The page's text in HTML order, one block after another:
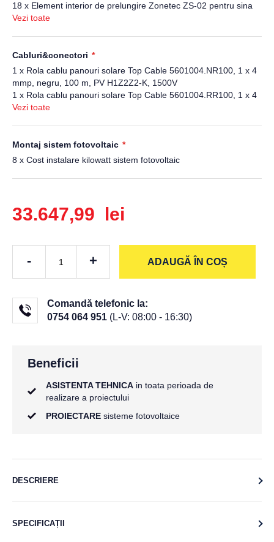
18 x Element interior de prelungire Zonetec ZS-02 pentru sina
din aluminiu ZS-01-2220, 150 mm
8 x Clema de capat Zonetec ZS-06-30/40 pentru panouri
fotovoltaice cu grosime 30-40 mm
32 x Clema de camp Zonetec ZS-05-30/40 pentru panouri
fotovoltaice cu grosime 30-40 mm
18 x Clema Zonetec ZS-49-K-4 pentru fixarea cablului solar pe
Vezi toate
Cabluri&conectori
1 x Rola cablu panouri solare Top Cable 5601004.NR100, 1 x 4
mmp, negru, 100 m, PV H1Z2Z2-K, 1500V
1 x Rola cablu panouri solare Top Cable 5601004.RR100, 1 x 4
mmp, rosu, 100 m, PV H1Z2Z2-K, 1500V
sisteme fotovoltaice
Vezi toate
Montaj sistem fotovoltaic
8 x Cost instalare kilowatt sistem fotovoltaic
33.647,99 lei
- + ADAUGĂ ÎN COȘ
Comandă telefonic la:
0754 064 951 (L-V: 08:00 - 16:30)
Beneficii
ASISTENTA TEHNICA in toata perioada de
realizare a proiectului
PROIECTARE sisteme fotovoltaice
DESCRIERE
SPECIFICAȚII